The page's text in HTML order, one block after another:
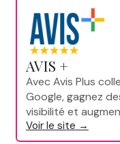
AVIS +
Avec Avis Plus
Google, gagnez
visibilité et
Voir le site →